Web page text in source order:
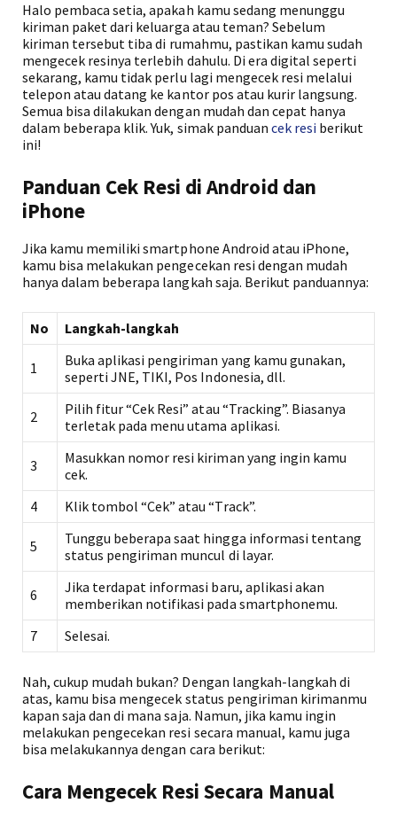
Halo pembaca setia, apakah kamu sedang menunggu
kiriman paket dari keluarga atau teman? Sebelum
kiriman tersebut tiba di rumahmu, pastikan kamu sudah
mengecek resinya terlebih dahulu. Di era digital seperti
sekarang, kamu tidak perlu lagi mengecek resi melalui
telepon atau datang ke kantor pos atau kurir langsung.
Semua bisa dilakukan dengan mudah dan cepat hanya
dalam beberapa klik. Yuk, simak panduan cek resi berikut
ini!
Panduan Cek Resi di Android dan
iPhone
Jika kamu memiliki smartphone Android atau iPhone,
kamu bisa melakukan pengecekan resi dengan mudah
hanya dalam beberapa langkah saja. Berikut panduannya:
No Langkah-langkah
1
Buka aplikasi pengiriman yang kamu gunakan,
seperti JNE, TIKI, Pos Indonesia, dll.
2
Pilih fitur “Cek Resi” atau “Tracking”. Biasanya
terletak pada menu utama aplikasi.
3
Masukkan nomor resi kiriman yang ingin kamu
cek.
4
Klik tombol “Cek” atau “Track”.
5
Tunggu beberapa saat hingga informasi tentang
status pengiriman muncul di layar.
6
Jika terdapat informasi baru, aplikasi akan
memberikan notifikasi pada smartphonemu.
7
Selesai.
Nah, cukup mudah bukan? Dengan langkah-langkah di
atas, kamu bisa mengecek status pengiriman kirimanmu
kapan saja dan di mana saja. Namun, jika kamu ingin
melakukan pengecekan resi secara manual, kamu juga
bisa melakukannya dengan cara berikut:
Cara Mengecek Resi Secara Manual